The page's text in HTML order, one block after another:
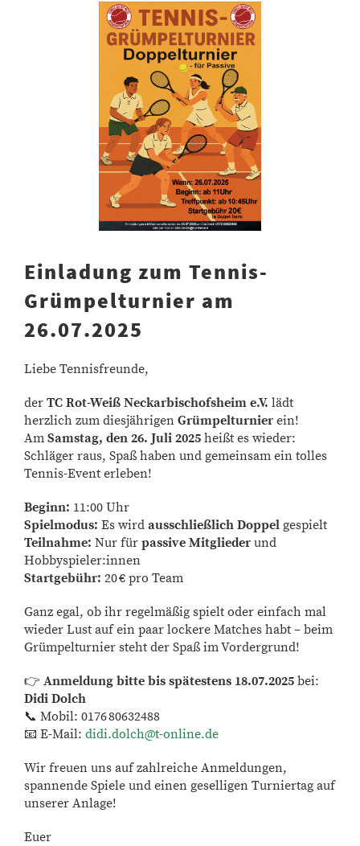
Einladung zum Tennis-
Grümpelturnier am
26.07.2025
Liebe Tennisfreunde,
der TC Rot-Weiß Neckarbischofsheim e.V. lädt
herzlich zum diesjährigen Grümpelturnier ein!
Am Samstag, den 26. Juli 2025 heißt es wieder:
Schläger raus, Spaß haben und gemeinsam ein tolles
Tennis-Event erleben!
Beginn: 11:00 Uhr
Spielmodus: Es wird ausschließlich Doppel gespielt
Teilnahme: Nur für passive Mitglieder und
Hobbyspieler:innen
Startgebühr: 20 € pro Team
Ganz egal, ob ihr regelmäßig spielt oder einfach mal
wieder Lust auf ein paar lockere Matches habt – beim
Grümpelturnier steht der Spaß im Vordergrund!
👉 Anmeldung bitte bis spätestens 18.07.2025 bei:
Didi Dolch
📞 Mobil: 0176 80632488
📧 E-Mail: didi.dolch@t-online.de
Wir freuen uns auf zahlreiche Anmeldungen,
spannende Spiele und einen geselligen Turniertag auf
unserer Anlage!
Euer